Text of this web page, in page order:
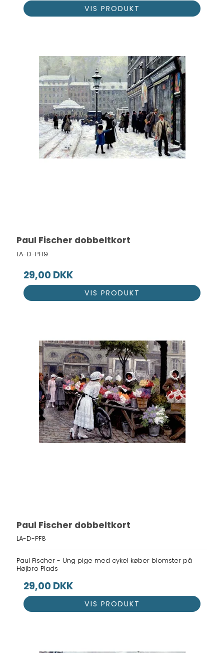
VIS PRODUKT
Paul Fischer dobbeltkort
LA-D-PF19
29,00 DKK
VIS PRODUKT
Paul Fischer dobbeltkort
LA-D-PF8
Paul Fischer - Ung pige med cykel køber blomster på
Højbro Plads
29,00 DKK
VIS PRODUKT